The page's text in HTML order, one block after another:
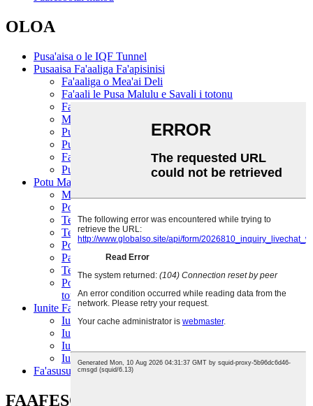
OLOA
Pusa'aisa o le IQF Tunnel
Pusaaisa Fa'aaliga Fa'apisinisi
Fa'aaliga o Mea'ai Deli
Fa'aali le Pusa Malulu e Savali i totonu
Fa'atautau o Aano o Manu Fou
Malulu Fa'asa'o Faitoto'a Tioata
Pusa'aisa Fa'asa'o Faitoto'a Tioata
Pusa'aisa o le Motu
Faleaisa Tatala e Tele Fogāfale
Pusaaisa Fa'aaliga Fa'alauiloa
Potu Malulu/Teuina
Mea e Fa'amālūlū ai le Ea
Potu Teuina Malulu o le Koneteina
Teuina o Fualaau 'aina ma Fuala'au 'aina
Teuina o Aano o Manu
Potu Teuina Malulu Feavea'i
Panela PU
Teuina o Mea'ai Fa'asao
Potu e teu ai mea malulu e fa'aalia ai le savalivali i
totonu
Iunite Fa'aputu
Iunite Fa'aputu Piston Fa'atasi
Iunite Fa'aputuga Sikulima
Iunite Fa'aputuga Fa'ase'e
Iunite Fa'aputuga Semi-hermetic
Fa'asusu Fa'apuna
FAAFESOOTAI MATOU